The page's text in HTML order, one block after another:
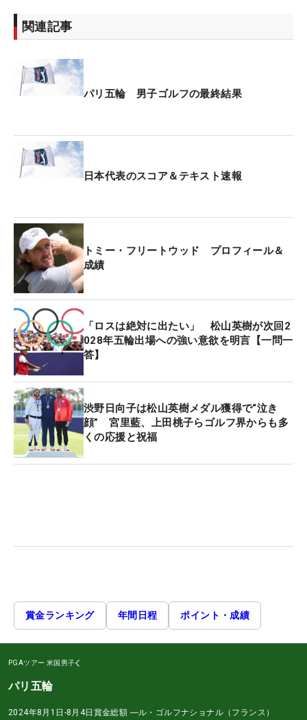
関連記事
パリ五輪 男子ゴルフの最終結果
日本代表のスコア＆テキスト速報
トミー・フリートウッド プロフィール＆
成績
「ロスは絶対に出たい」 松山英樹が次回2
028年五輪出場への強い意欲を明言【一問一
答】
渋野日向子は松山英樹メダル獲得で“泣き
顔” 宮里藍、上田桃子らゴルフ界からも多
くの応援と祝福
賞金ランキング 年間日程 ポイント・成績
PGAツアー 米国男子
パリ五輪
2024年8月1日-8月4日 賞金総額 ―ル・ゴルフナショナル（フランス）